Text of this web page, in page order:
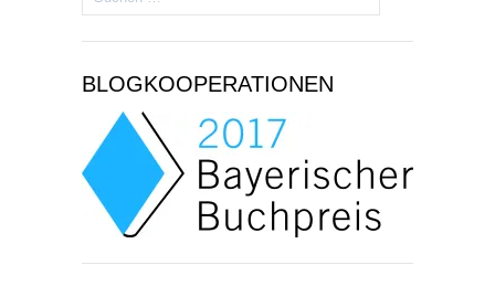
nach:
BLOGKOOPERATIONEN